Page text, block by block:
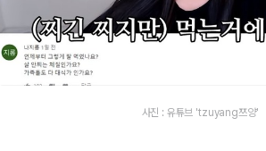
사진 : 유튜브 'tzuyang쯔양'